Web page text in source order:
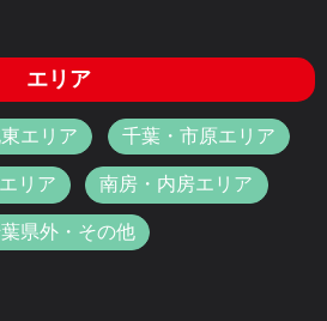
エリア
エリア 千葉・市原エリア
リア 南房・内房エリア
県外・その他